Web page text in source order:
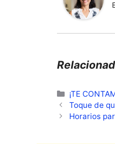
Categorías
¡TE
Toque de
Horarios